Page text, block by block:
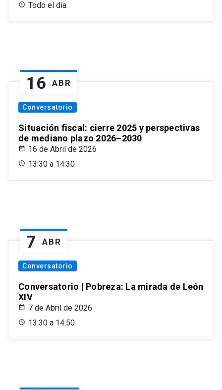
Todo el dia.
16 ABR
Conversatorio
Situación fiscal: cierre 2025 y perspectivas
de mediano plazo 2026–2030
16 de Abril de 2026
13:30 a 14:30
7 ABR
Conversatorio
Conversatorio | Pobreza: La mirada de León
XIV
7 de Abril de 2026
13:30 a 14:50